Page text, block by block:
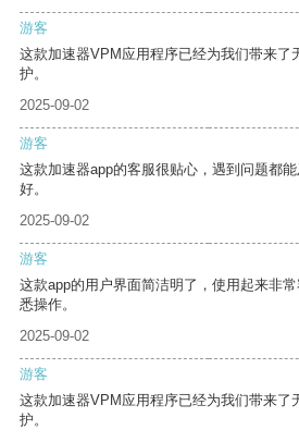
游客
这款加速器VPM应用程序已经为我们带来了
护。
2025-09-02
游客
这款加速器app的客服很贴心，遇到问题都
好。
2025-09-02
游客
这款app的用户界面简洁明了，使用起来非
悉操作。
2025-09-02
游客
这款加速器VPM应用程序已经为我们带来了
护。